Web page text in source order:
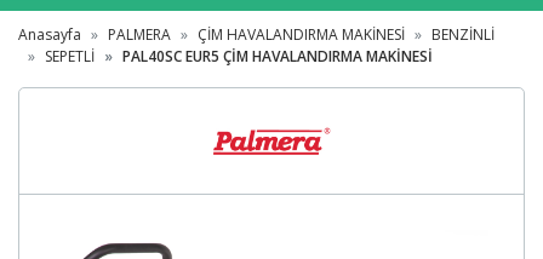
Anasayfa PALMERA ÇİM HAVALANDIRMA MAKİNESİ
BENZİNLİ
SEPETLİ
PAL40SC EUR5 ÇİM HAVALANDIRMA MAKİNESİ